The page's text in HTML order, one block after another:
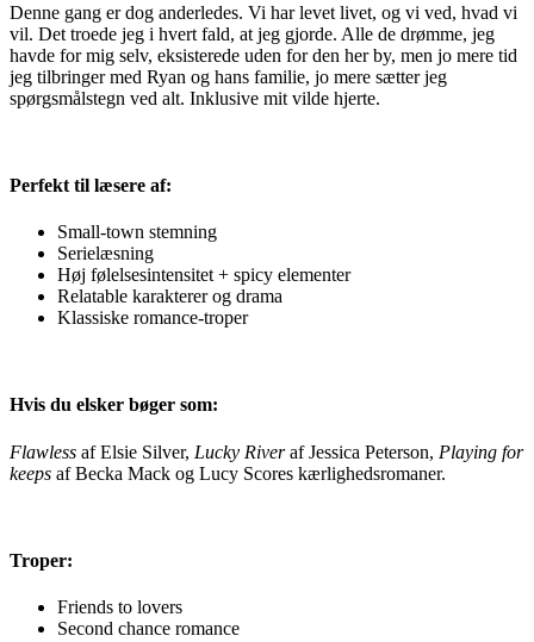
Denne gang er dog anderledes. Vi har levet livet, og vi ved, hvad vi
vil. Det troede jeg i hvert fald, at jeg gjorde. Alle de drømme, jeg
havde for mig selv, eksisterede uden for den her by, men jo mere tid
jeg tilbringer med Ryan og hans familie, jo mere sætter jeg
spørgsmålstegn ved alt. Inklusive mit vilde hjerte.
Perfekt til læsere af:
Small-town stemning
Serielæsning
Høj følelsesintensitet + spicy elementer
Relatable karakterer og drama
Klassiske romance-troper
Hvis du elsker bøger som:
Flawless af Elsie Silver, Lucky Riveraf Jessica Peterson, Playing for
keeps af Becka Mack og Lucy Scores kærlighedsromaner.
Troper:
Friends to lovers
Second chance romance